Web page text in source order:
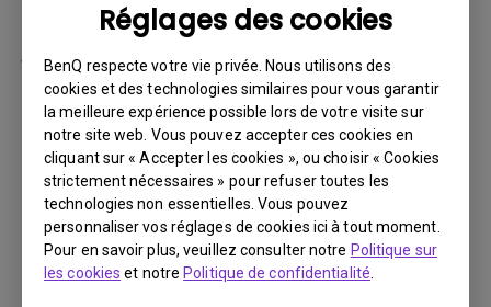
Réglages des cookies
BenQ respecte votre vie privée. Nous utilisons des
cookies et des technologies similaires pour vous garantir
la meilleure expérience possible lors de votre visite sur
notre site web. Vous pouvez accepter ces cookies en
cliquant sur « Accepter les cookies », ou choisir « Cookies
strictement nécessaires » pour refuser toutes les
technologies non essentielles. Vous pouvez
personnaliser vos réglages de cookies ici à tout moment.
Pour en savoir plus, veuillez consulter notre Politique sur
les cookies et notrePolitique de confidentialité
par la suite.
Vous devez retourner le Produit à BenQ,
sauf indication contraire de BenQ, ou à un
prestataire de services agréé BenQ. Vous
devez prépayer les frais d’expédition, taxes
d’exportation, droits de douane et toutes
charges associées au transport du Produit
BenQ. De plus, vous êtes responsable de
l’assurance du Produit expédié et assumez